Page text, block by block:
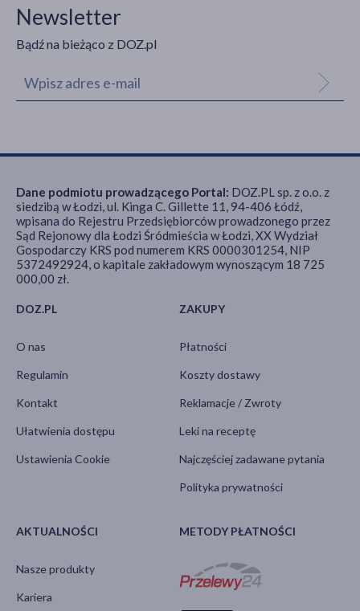
Newsletter
Bądź na bieżąco z DOZ.pl
DOZ.PL
O nas
Regulamin
Kontakt
Ułatwienia dostępu
Ustawienia Cookie
ZAKUPY
Płatności
Koszty dostawy
Reklamacje / Zwroty
Leki na receptę
Najczęściej zadawane pytania
Polityka prywatności
AKTUALNOŚCI
Nasze produkty
Kariera
METODY PŁATNOŚCI
Dane podmiotu prowadzącego Portal: DOZ.PL sp. z o.o. z
siedzibą w Łodzi, ul. Kinga C. Gillette 11, 94-406 Łódź,
wpisana do Rejestru Przedsiębiorców prowadzonego przez
Sąd Rejonowy dla Łodzi Śródmieścia w Łodzi, XX Wydział
Gospodarczy KRS pod numerem KRS 0000301254, NIP
5372492924, o kapitale zakładowym wynoszącym 18 725
000,00 zł.